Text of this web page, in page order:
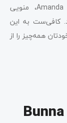
رستوران گیاهی است. Amanda Cohen’s Dirt Candy، منویی
کافی‌ست به این
همه‌چیز را از